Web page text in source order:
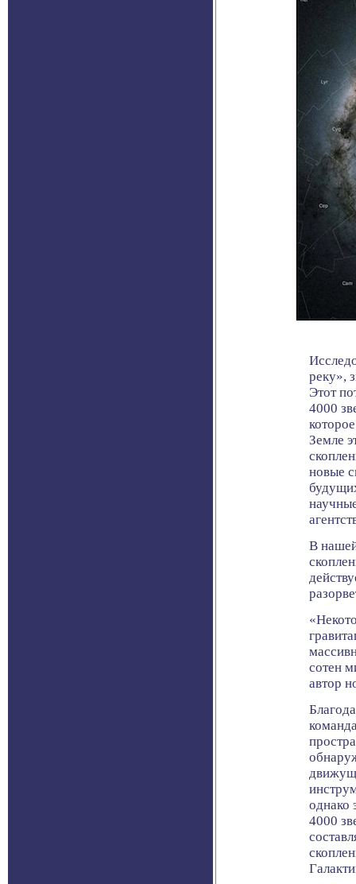
реку»,
Этот
4000
Земле
новые
В
сотен
автор
однако
4000